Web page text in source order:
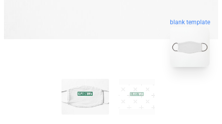
blank template